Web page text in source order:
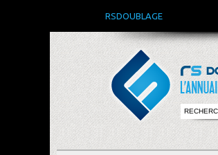
RSDOUBLAGE